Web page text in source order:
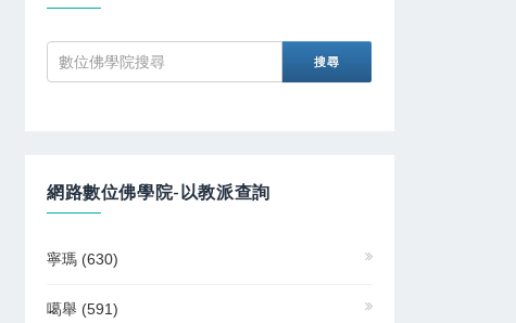
網路數位佛學院-以教派查詢
寧瑪 (630)
噶舉 (591)